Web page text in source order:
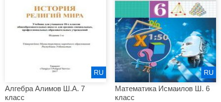
Алгебра Алимов Ш.А. 7
класс
RU
Математика Исмаилов Ш. 6
класс
RU